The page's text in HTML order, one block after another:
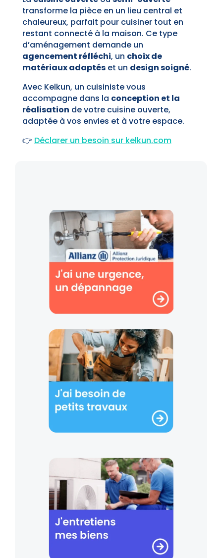
transforme la pièce en un lieu central et
chaleureux, parfait pour cuisiner tout en
restant connecté à la maison. Ce type
d’aménagement demande un
agencement réfléchi, un choix de
matériaux adaptéset un design soigné.
Avec Kelkun, un cuisiniste vous
accompagne dans la conception et la
réalisation de votre cuisine ouverte,
adaptée à vos envies et à votre espace.
👉 Déclarer un besoin sur kelkun.com